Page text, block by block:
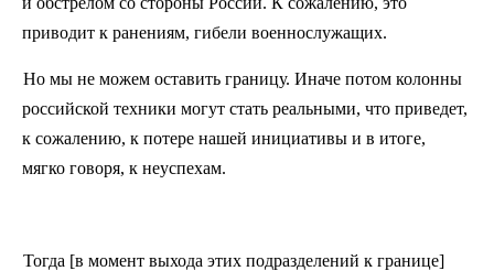
приводит к ранениям, гибели военнослужащих.
Но мы не можем оставить границу. Иначе потом колонны
российской техники могут стать реальными, что приведет,
к сожалению, к потере нашей инициативы и в итоге,
мягко говоря, к неуспехам.
Тогда [в момент выхода этих подразделений к границе]